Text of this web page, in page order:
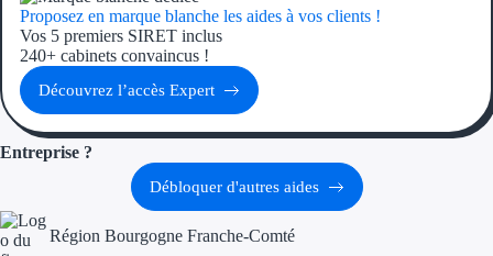
Aides Nationales
Recherche autonome
Accompagnement
Proposez en marque blanche les aides à vos clients !
Vos 5 premiers SIRET inclus
240+ cabinets convaincus !
Découvrez l’accès Expert
Entreprise ?
Débloquer d'autres aides
Région Bourgogne Franche-Comté